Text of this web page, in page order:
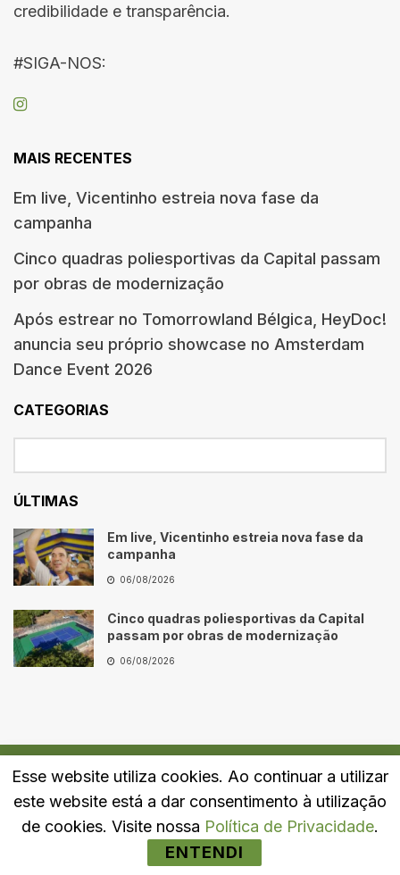
credibilidade e transparência.
#SIGA-NOS:
MAIS RECENTES
Em live, Vicentinho estreia nova fase da
campanha
Cinco quadras poliesportivas da Capital passam
por obras de modernização
Após estrear no Tomorrowland Bélgica, HeyDoc!
anuncia seu próprio showcase no Amsterdam
Dance Event 2026
CATEGORIAS
ÚLTIMAS
Em live, Vicentinho estreia nova fase da
campanha
06/08/2026
Cinco quadras poliesportivas da Capital
passam por obras de modernização
06/08/2026
Quem Somos Fale Conosco Política de Privacidade
Esse website utiliza cookies. Ao continuar a utilizar
este website está a dar consentimento à utilização
de cookies. Visite nossa Política de Privacidade.
ENTENDI